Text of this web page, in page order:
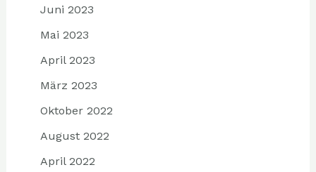
Juni 2023
Mai 2023
April 2023
März 2023
Oktober 2022
August 2022
April 2022